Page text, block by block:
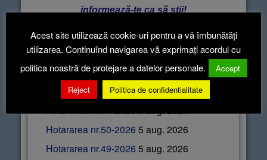
informează-te ca să știi!
Articole recente
Hotararea nr.52-2026 5 aug. 2026
Hotararea nr.51-20265 aug. 2026
Hotararea nr.50-2026 5 aug. 2026
Hotararea nr.49-2026 5 aug. 2026
Acest site utilizează cookie-uri pentru a vă îmbunătăți
utilizarea. Continuînd navigarea vă exprimați acordul cu
politica noastră de protejare a datelor personale.
Accept
Reject
Politica de confidentialitate